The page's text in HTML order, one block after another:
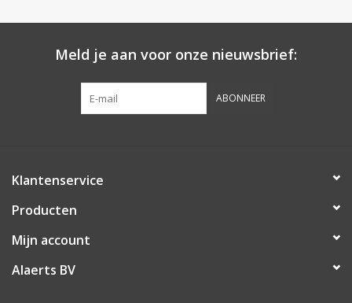
Meld je aan voor onze nieuwsbrief:
ABONNEER
Klantenservice
Producten
Mijn account
Alaerts BV